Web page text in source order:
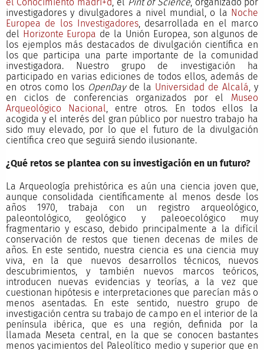
investigadores y divulgadores a nivel mundial, o la Noche
Europea de los Investigadores, desarrollada en el marco
del Horizonte Europa de la Unión Europea, son algunos de
los ejemplos más destacados de divulgación científica en
los que participa una parte importante de la comunidad
investigadora. Nuestro grupo de investigación ha
participado en varias ediciones de todos ellos, además de
en otros como los OpenDayde la Universidad de Alcalá, y
en ciclos de conferencias organizados por el Museo
Arqueológico Nacional, entre otros. En todos ellos la
acogida y el interés del gran público por nuestro trabajo ha
sido muy elevado, por lo que el futuro de la divulgación
científica creo que seguirá siendo ilusionante.
¿Qué retos se plantea con su investigación en un futuro?
La Arqueología prehistórica es aún una ciencia joven que,
aunque consolidada científicamente al menos desde los
años 1970, trabaja con un registro arqueológico,
paleontológico, geológico y paleoecológico muy
fragmentario y escaso, debido principalmente a la difícil
conservación de restos que tienen decenas de miles de
años. En este sentido, nuestra ciencia es una ciencia muy
viva, en la que nuevos desarrollos técnicos, nuevos
descubrimientos, y también nuevos marcos teóricos,
introducen nuevas evidencias y teorías, a la vez que
cuestionan hipótesis e interpretaciones que parecían más o
menos asentadas. En este sentido, nuestro grupo de
investigación centra su trabajo de campo en el interior de la
península ibérica, que es una región, definida por la
llamada Meseta central, en la que se conocen bastantes
menos yacimientos del Paleolítico medio y superior que en